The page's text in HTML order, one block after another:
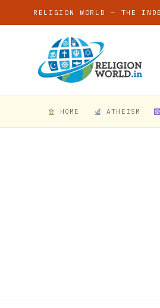
RELIGION WORLD — THE
HOME ATHEISM